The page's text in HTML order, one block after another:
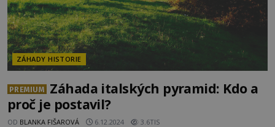
ZÁHADY HISTORIE
PREMIUM
Záhada italských pyramid: Kdo a
proč je postavil?
OD BLANKA FIŠAROVÁ 6.12.2024 3.6TIS